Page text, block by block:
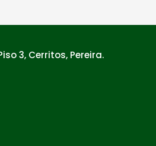
3, Cerritos, Pereira.